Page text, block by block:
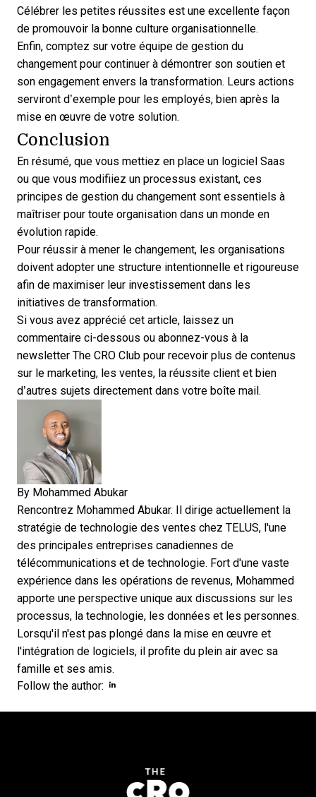
Célébrer les petites réussites est une excellente façon
de promouvoir la bonne culture organisationnelle.
Enfin, comptez sur votre équipe de gestion du
changement pour continuer à démontrer son soutien et
son engagement envers la transformation. Leurs actions
serviront d’exemple pour les employés, bien après la
mise en œuvre de votre solution.
Conclusion
En résumé, que vous mettiez en place un logiciel Saas
ou que vous modifiiez un processus existant, ces
principes de gestion du changement sont essentiels à
maîtriser pour toute organisation dans un monde en
évolution rapide.
Pour réussir à mener le changement, les organisations
doivent adopter une structure intentionnelle et rigoureuse
afin de maximiser leur investissement dans les
initiatives de transformation.
Si vous avez apprécié cet article, laissez un
commentaire ci-dessous ou abonnez-vous à la
newsletter The CRO Club pour recevoir plus de contenus
sur le marketing, les ventes, la réussite client et bien
d’autres sujets directement dans votre boîte mail.
By Mohammed Abukar
Rencontrez Mohammed Abukar. Il dirige actuellement la
stratégie de technologie des ventes chez TELUS, l'une
des principales entreprises canadiennes de
télécommunications et de technologie. Fort d'une vaste
expérience dans les opérations de revenus, Mohammed
apporte une perspective unique aux discussions sur les
processus, la technologie, les données et les personnes.
Lorsqu'il n'est pas plongé dans la mise en œuvre et
l'intégration de logiciels, il profite du plein air avec sa
famille et ses amis.
Follow the author: